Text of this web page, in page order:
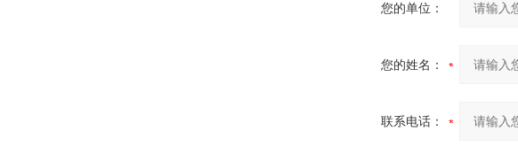
您的单位：
您的姓名：
联系电话：